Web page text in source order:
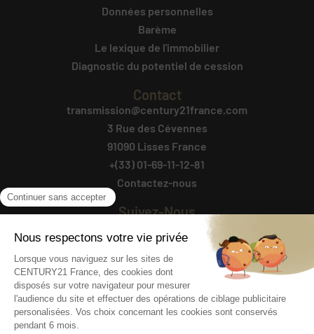
Données personnelles
Barème
Le lexique de l'immobilier
Diagnostic du potentiel de cession
Contact
transmission@century21france.com
3 Rue des Cévennes
91090 Lisses France
+(33) 01-69-11-12-81
Contactez-nous
Suivez-Nous